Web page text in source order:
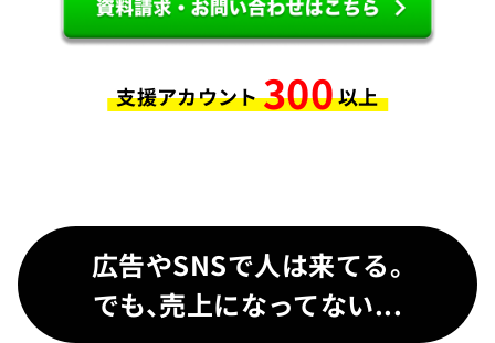
支援アカウント300以上
広告やSNSで人は来てる。
でも、売上になってない...